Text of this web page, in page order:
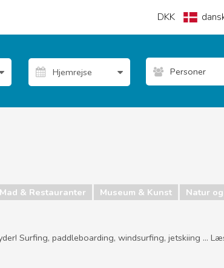
DKK
Personer
Mad & Restauranter Museum & Kunst Natur
Surfing, paddleboarding, windsurfing, jetskiing ...